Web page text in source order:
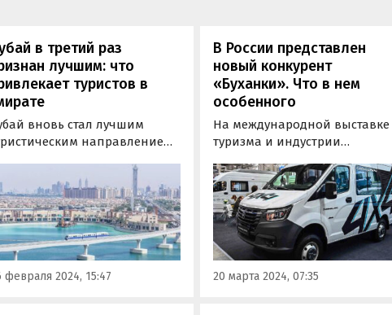
в третий раз
лучшим: что
туристов в
вновь стал лучшим
направлением
Awards. Об этом
Ассоциация
России (АТОР).
февраля 2024, 15:47
В России представлен
новый конкурент
«Буханки». Что в нем
особенного
На международной выставке
туризма и индустрии
был представлен
предсерийный прототип
шестиместного
«Соболь NN», который может
стать конкурентом для
полноприводной «Буханки»
УАЗа.
20 марта 2024, 07:35